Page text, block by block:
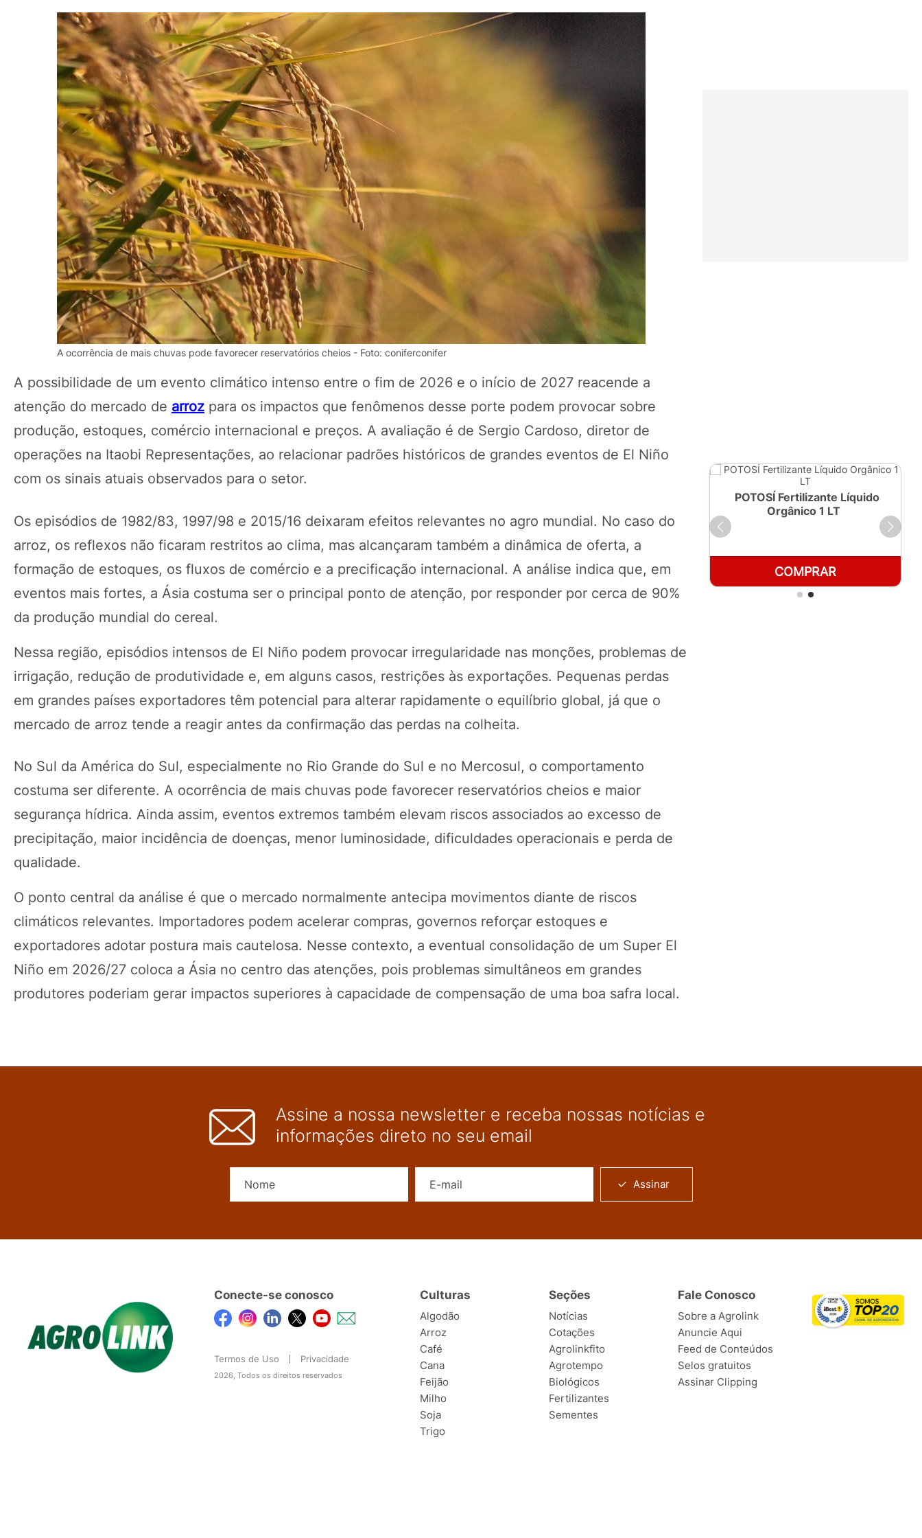
A ocorrência de mais chuvas pode favorecer reservatórios cheios - Foto: coniferconifer
A possibilidade de um evento climático intenso entre o fim de 2026 e o início de 2027 reacende a
atenção do mercado de arroz para os impactos que fenômenos desse porte podem provocar sobre
produção, estoques, comércio internacional e preços. A avaliação é de Sergio Cardoso, diretor de
operações na Itaobi Representações, ao relacionar padrões históricos de grandes eventos de El Niño
com os sinais atuais observados para o setor.
Os episódios de 1982/83, 1997/98 e 2015/16 deixaram efeitos relevantes no agro mundial. No caso do
arroz, os reflexos não ficaram restritos ao clima, mas alcançaram também a dinâmica de oferta, a
formação de estoques, os fluxos de comércio e a precificação internacional. A análise indica que, em
eventos mais fortes, a Ásia costuma ser o principal ponto de atenção, por responder por cerca de 90%
da produção mundial do cereal.
Nessa região, episódios intensos de El Niño podem provocar irregularidade nas monções, problemas de
irrigação, redução de produtividade e, em alguns casos, restrições às exportações. Pequenas perdas
em grandes países exportadores têm potencial para alterar rapidamente o equilíbrio global, já que o
mercado de arroz tende a reagir antes da confirmação das perdas na colheita.
No Sul da América do Sul, especialmente no Rio Grande do Sul e no Mercosul, o comportamento
costuma ser diferente. A ocorrência de mais chuvas pode favorecer reservatórios cheios e maior
segurança hídrica. Ainda assim, eventos extremos também elevam riscos associados ao excesso de
precipitação, maior incidência de doenças, menor luminosidade, dificuldades operacionais e perda de
qualidade.
O ponto central da análise é que o mercado normalmente antecipa movimentos diante de riscos
climáticos relevantes. Importadores podem acelerar compras, governos reforçar estoques e
exportadores adotar postura mais cautelosa. Nesse contexto, a eventual consolidação de um Super El
Niño em 2026/27 coloca a Ásia no centro das atenções, pois problemas simultâneos em grandes
produtores poderiam gerar impactos superiores à capacidade de compensação de uma boa safra local.
COMPRAR
POTOSÍ Fertilizante Líquido
Orgânico 1 LT
COMPRAR
Assine a nossa newsletter e receba nossas notícias e
informações direto no seu email
Assinar
Conecte-se conosco
Termos de Uso Privacidade
2026, Todos os direitos reservados
Culturas
Algodão
Arroz
Café
Cana
Feijão
Milho
Soja
Trigo
Seções
Notícias
Cotações
Agrolinkfito
Agrotempo
Biológicos
Fertilizantes
Sementes
Fale Conosco
Sobre a Agrolink
Anuncie Aqui
Feed de Conteúdos
Selos gratuitos
Assinar Clipping